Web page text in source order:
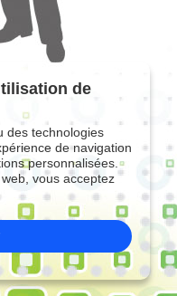
de
des technologies
de navigation
personnalisées.
vous acceptez